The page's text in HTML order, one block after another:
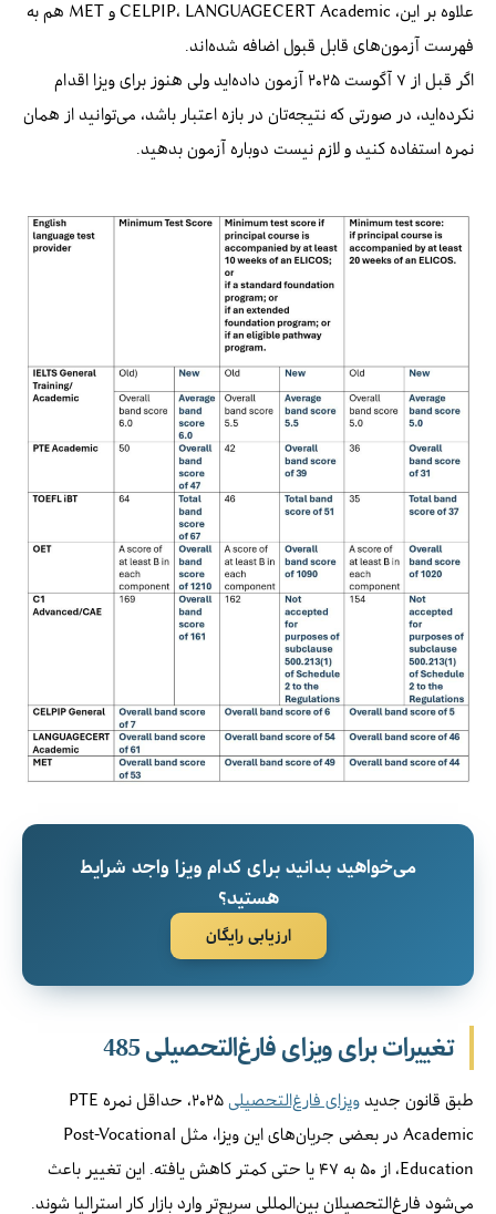
علاوه بر این، CELPIP، LANGUAGECERT Academic و MET هم به
فهرست آزمون‌های قابل قبول اضافه شده‌اند.
اگر قبل از ۷ آگوست ۲۰۲۵ آزمون داده‌اید ولی هنوز برای ویزا اقدام
نکرده‌اید، در صورتی که نتیجه‌تان در بازه اعتبار باشد، می‌توانید از همان
نمره استفاده کنید و لازم نیست دوباره آزمون بدهید.
می‌خواهید بدانید برای کدام ویزا واجد شرایط
هستید؟
ارزیابی رایگان
تغییرات برای ویزای فارغ‌التحصیلی 485
طبق قانون جدید ویزای فارغ‌التحصیلی
۲۰۲۵، حداقل نمره PTE
Academic در بعضی جریان‌های این ویزا، مثل Post-Vocational
Education، از ۵۰ به ۴۷ یا حتی کمتر کاهش یافته. این تغییر باعث
می‌شود فارغ‌التحصیلان بین‌المللی سریع‌تر وارد بازار کار استرالیا شوند.